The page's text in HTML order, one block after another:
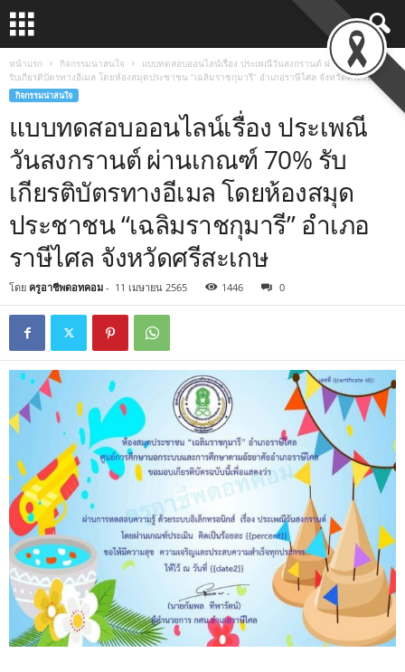
หน้าแรก กิจกรรมน่าสนใจ
แบบทดสอบออนไลน์เรื่อง ประเพณีวันสงกรานต์ ผ่านเกณฑ์ 70%
รับเกียรติบัตรทางอีเมล โดยห้องสมุดประชาชน “เฉลิมราชกุมารี” อำเภอราษีไศล จังหวัดศรีสะเกษ
กิจกรรมน่าสนใจ
แบบทดสอบออนไลน์เรื่อง ประเพณี
วันสงกรานต์ ผ่านเกณฑ์ 70% รับ
เกียรติบัตรทางอีเมล โดยห้องสมุด
ประชาชน “เฉลิมราชกุมารี” อำเภอ
ราษีไศล จังหวัดศรีสะเกษ
โดย ครูอาชีพดอทคอม - 11 เมษายน 2565 1446 0